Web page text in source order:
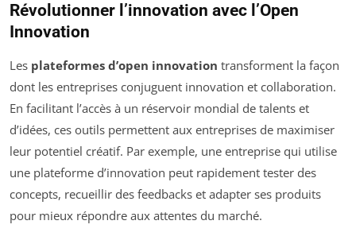
Révolutionner l’innovation avec l’Open
Innovation
Les plateformes d’open innovation transforment la façon
dont les entreprises conjuguent innovation et collaboration.
En facilitant l’accès à un réservoir mondial de talents et
d’idées, ces outils permettent aux entreprises de maximiser
leur potentiel créatif. Par exemple, une entreprise qui utilise
une plateforme d’innovation peut rapidement tester des
concepts, recueillir des feedbacks et adapter ses produits
pour mieux répondre aux attentes du marché.